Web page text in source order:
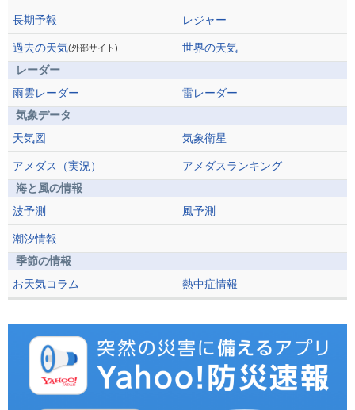
長期予報 レジャー
過去の天気(外部サイト)
世界の天気
レーダー
雨雲レーダー
雷レーダー
気象データ
天気図
気象衛星
アメダス（実況）
アメダスランキング
海と風の情報
波予測
風予測
潮汐情報
季節の情報
お天気コラム
熱中症情報